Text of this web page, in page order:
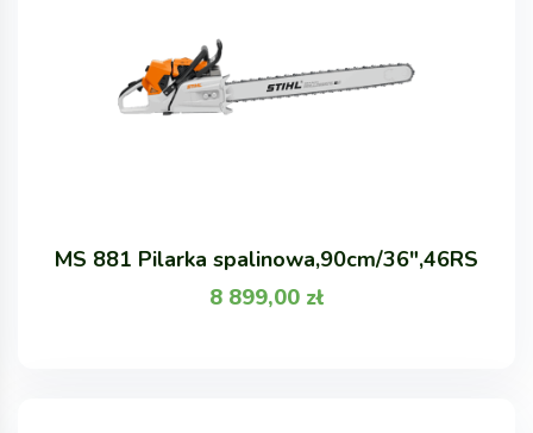
MS 881 Pilarka spalinowa,90cm/36",46RS
8 899,00 zł